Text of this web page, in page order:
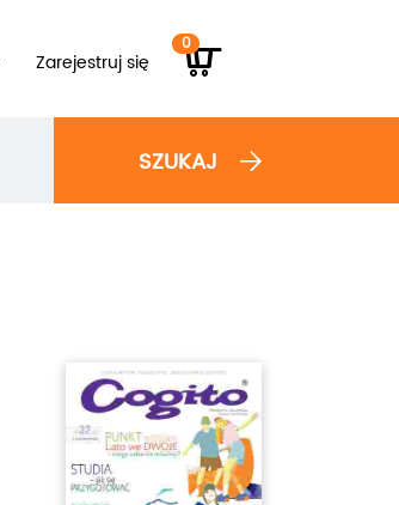
Zarejestruj się
0
SZUKAJ